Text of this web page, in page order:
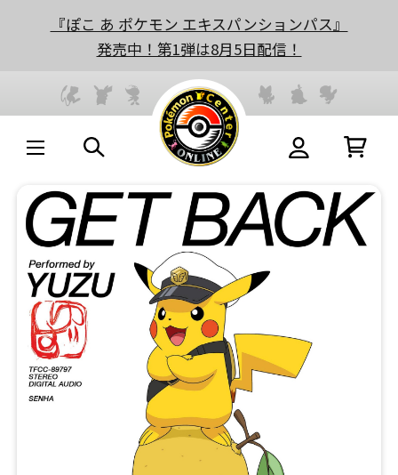
『ぽこ あ ポケモン エキスパンションパス』
発売中！第1弾は8月5日配信！